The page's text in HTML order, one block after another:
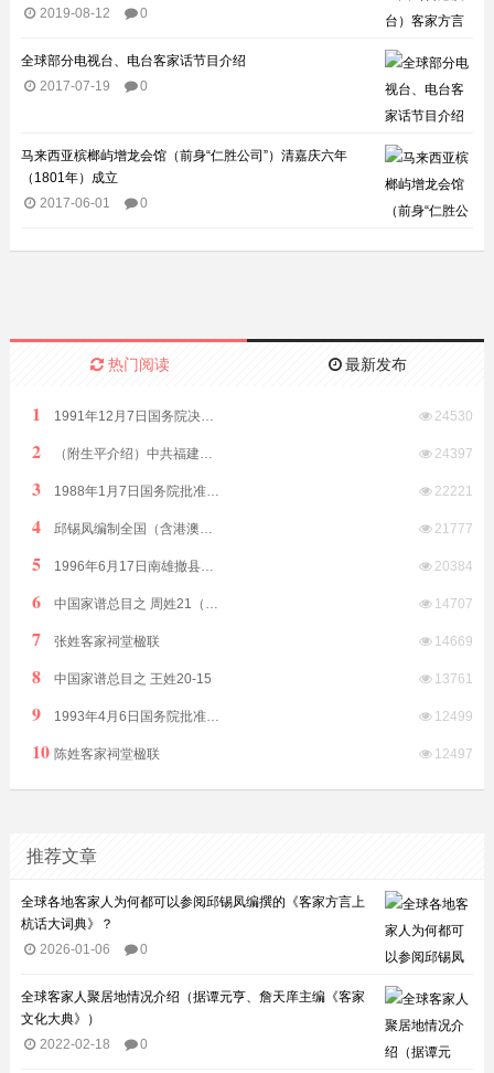
2019-08-12 0
全球部分电视台、电台客家话节目介绍​
2017-07-19
0
马来西亚槟榔屿增龙会馆（前身“仁胜公司”）清嘉庆六年
（1801年）成立
2017-06-01
0
热门阅读 最新发布
1 1991年12月7日国务院决定原汕头市饶平县划归潮州市管辖 24530
2 （附生平介绍）中共福建省委原副书记、福建省政协原副主席林开钦同志2022年8月15日在福州逝世享年89岁 24397
3 1988年1月7日国务院批准析江门市阳江、阳春两县置阳江地级市 22221
4 邱锡凤编制全国（含港澳台）客家方言分布全表（征求意见稿）2019年8月12日发布 21777
5 1996年6月17日南雄撤县改市隶属广东省由韶关市代管 20384
6 中国家谱总目之 周姓21（江西） 14707
7 张姓客家祠堂楹联 14669
8 中国家谱总目之 王姓20-15 13761
9 1993年4月6日国务院批准普宁撤县设市（县级）由揭阳市代管 12499
10 陈姓客家祠堂楹联 12497
推荐文章
全球各地客家人为何都可以参阅邱锡凤编撰的《客家方言上
杭话大词典》？
2026-01-06
0
全球客家人聚居地情况介绍（据谭元亨、詹天庠主编《客家
文化大典》）
2022-02-18
0